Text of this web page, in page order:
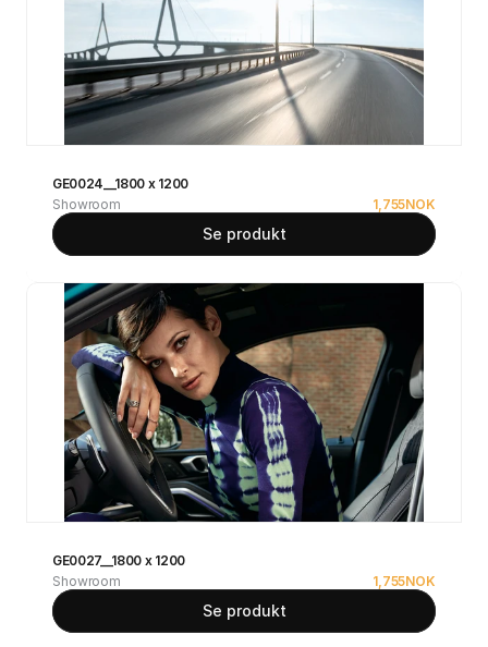
GE0024__1800 x 1200
Showroom
1,755NOK
Se produkt
GE0027__1800 x 1200
Showroom
1,755NOK
Se produkt